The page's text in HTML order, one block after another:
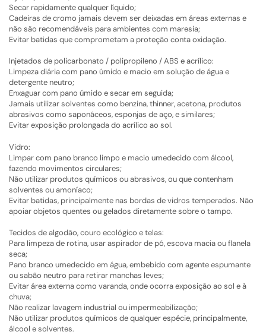
Secar rapidamente qualquer líquido;
Cadeiras de cromo jamais devem ser deixadas em áreas externas e
não são recomendáveis para ambientes com maresia;
Evitar batidas que comprometam a proteção conta oxidação.
Injetados de policarbonato / polipropileno / ABS e acrílico:
Limpeza diária com pano úmido e macio em solução de água e
detergente neutro;
Enxaguar com pano úmido e secar em seguida;
Jamais utilizar solventes como benzina, thinner, acetona, produtos
abrasivos como saponáceos, esponjas de aço, e similares;
Evitar exposição prolongada do acrílico ao sol.
Vidro:
Limpar com pano branco limpo e macio umedecido com álcool,
fazendo movimentos circulares;
Não utilizar produtos químicos ou abrasivos, ou que contenham
solventes ou amoníaco;
Evitar batidas, principalmente nas bordas de vidros temperados. Não
apoiar objetos quentes ou gelados diretamente sobre o tampo.
Tecidos de algodão, couro ecológico e telas:
Para limpeza de rotina, usar aspirador de pó, escova macia ou flanela
seca;
Pano branco umedecido em água, embebido com agente espumante
ou sabão neutro para retirar manchas leves;
Evitar área externa como varanda, onde ocorra exposição ao sol e à
chuva;
Não realizar lavagem industrial ou impermeabilização;
Não utilizar produtos químicos de qualquer espécie, principalmente,
álcool e solventes.